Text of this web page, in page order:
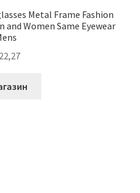
Metal Frame Fashion
and Women Same Eyewear